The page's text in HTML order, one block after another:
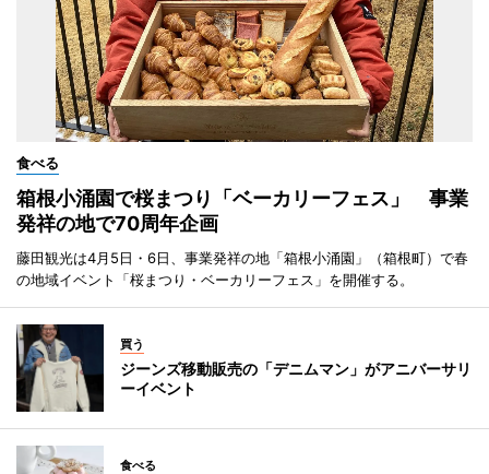
食べる
箱根小涌園で桜まつり「ベーカリーフェス」 事業
発祥の地で70周年企画
藤田観光は4月5日・6日、事業発祥の地「箱根小涌園」（箱根町）で春
の地域イベント「桜まつり・ベーカリーフェス」を開催する。
買う
ジーンズ移動販売の「デニムマン」がアニバーサリ
ーイベント
食べる